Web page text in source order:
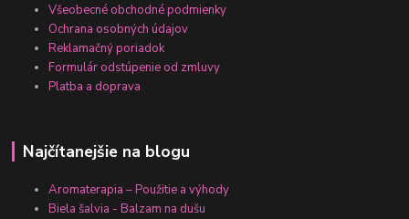
Všeobecné obchodné podmienky
Ochrana osobných údajov
Reklamačný poriadok
Formulár odstúpenie od zmluvy
Platba a doprava
Najčítanejšie na blogu
Aromaterapia – Použitie a výhody
Biela šalvia - Balzam na dušu